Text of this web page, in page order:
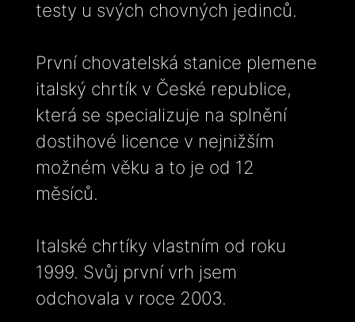
testy u svých chovných jedinců.
První chovatelská stanice plemene
italský chrtík v České republice,
která se specializuje na splnění
dostihové licence v nejnižším
možném věku a to je od 12
měsíců.
Italské chrtíky vlastním od roku
1999. Svůj první vrh jsem
odchovala v roce 2003.